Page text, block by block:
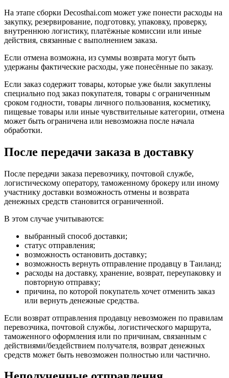
На этапе сборки Decosthai.com может уже понести расходы на
закупку, резервирование, подготовку, упаковку, проверку,
внутреннюю логистику, платёжные комиссии или иные
действия, связанные с выполнением заказа.
Если отмена возможна, из суммы возврата могут быть
удержаны фактические расходы, уже понесённые по заказу.
Если заказ содержит товары, которые уже были закуплены
специально под заказ покупателя, товары с ограниченным
сроком годности, товары личного пользования, косметику,
пищевые товары или иные чувствительные категории, отмена
может быть ограничена или невозможна после начала
обработки.
После передачи заказа в доставку
После передачи заказа перевозчику, почтовой службе,
логистическому оператору, таможенному брокеру или иному
участнику доставки возможность отмены и возврата
денежных средств становится ограниченной.
В этом случае учитываются:
выбранный способ доставки;
статус отправления;
возможность остановить доставку;
возможность вернуть отправление продавцу в Таиланд;
расходы на доставку, хранение, возврат, переупаковку и
повторную отправку;
причина, по которой покупатель хочет отменить заказ
или вернуть денежные средства.
Если возврат отправления продавцу невозможен по правилам
перевозчика, почтовой службы, логистического маршрута,
таможенного оформления или по причинам, связанным с
действиями/бездействием получателя, возврат денежных
средств может быть невозможен полностью или частично.